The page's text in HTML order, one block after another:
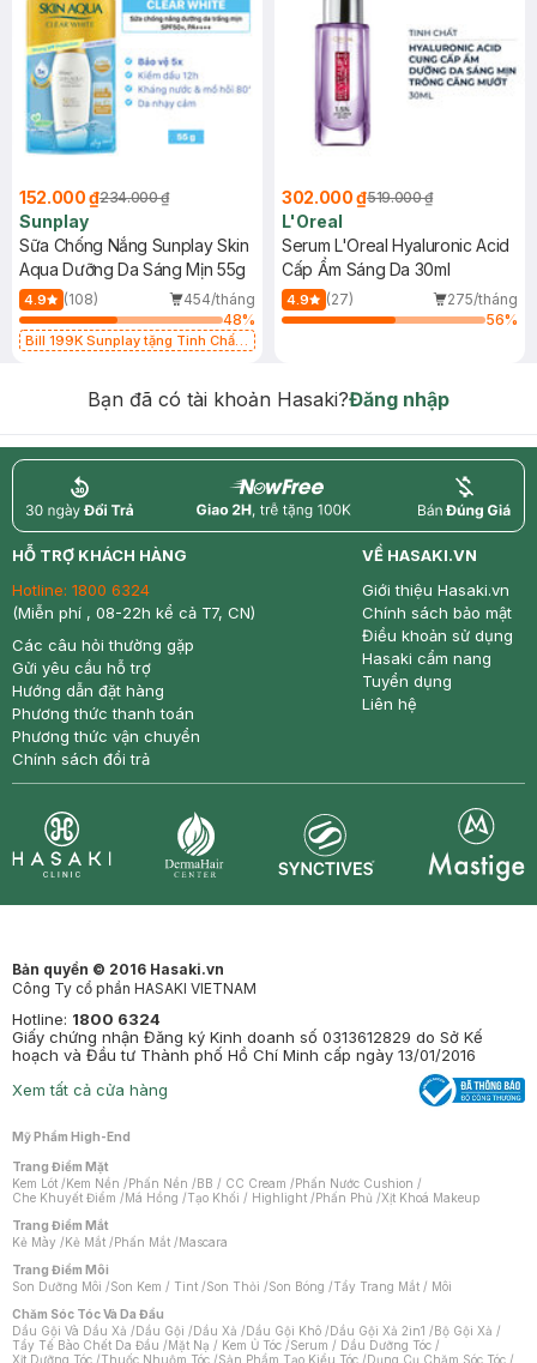
152.000 ₫234.000 ₫
Sunplay
Sữa Chống Nắng Sunplay Skin
Aqua Dưỡng Da Sáng Mịn 55g
4.9 (108)
454/tháng
48%
Bill 199K Sunplay tặng Tinh Chất
302.000 ₫519.000 ₫
L'Oreal
Serum L'Oreal Hyaluronic Acid
Cấp Ẩm Sáng Da 30ml
4.9 (27)
275/tháng
56%
Bạn đã có tài khoản Hasaki?Đăng nhập
return nowfree price
HỖ TRỢ KHÁCH HÀNG
Hotline: 1800 6324
(Miễn phí , 08-22h kể cả T7, CN)
Các câu hỏi thường gặp
Gửi yêu cầu hỗ trợ
Hướng dẫn đặt hàng
Phương thức thanh toán
Phương thức vận chuyển
Chính sách đổi trả
VỀ HASAKI.VN
Giới thiệu Hasaki.vn
Chính sách bảo mật
Điều khoản sử dụng
Hasaki cẩm nang
Tuyển dụng
Liên hệ
Bản quyền © 2016 Hasaki.vn
Công Ty cổ phần HASAKI VIETNAM
Hotline: 1800 6324
Giấy chứng nhận Đăng ký Kinh doanh số 0313612829 do Sở Kế
hoạch và Đầu tư Thành phố Hồ Chí Minh cấp ngày 13/01/2016
Xem tất cả cửa hàng
Mỹ Phẩm High-End
Trang Điểm Mặt
Kem Lót /Kem Nền /Phấn Nền /BB / CC Cream /Phấn Nước Cushion /
Che Khuyết Điểm /Má Hồng /Tạo Khối / Highlight /Phấn Phủ /Xịt Khoá Makeup
Trang Điểm Mắt
Kẻ Mày /Kẻ Mắt /Phấn Mắt /Mascara
Trang Điểm Môi
Son Dưỡng Môi /Son Kem / Tint /Son Thỏi /Son Bóng /Tẩy Trang Mắt / Môi
Chăm Sóc Tóc Và Da Đầu
Dầu Gội Và Dầu Xả /Dầu Gội /Dầu Xả /Dầu Gội Khô /Dầu Gội Xả 2in1 /Bộ Gội Xả /
Tẩy Tế Bào Chết Da Đầu /Mặt Nạ / Kem Ủ Tóc /Serum / Dầu Dưỡng Tóc /
Xịt Dưỡng Tóc /Thuốc Nhuộm Tóc /Sản Phẩm Tạo Kiểu Tóc /Dụng Cụ Chăm Sóc Tóc /